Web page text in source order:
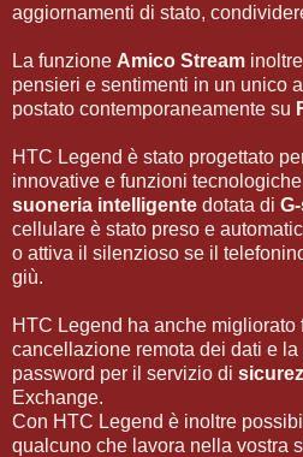
aggiornamenti di stato,
La funzione Amico Stream
pensieri e sentimenti in un unico
postato contemporaneamente su
HTC Legend è stato progettato
innovative e funzioni
suoneria intelligente dotata di
cellulare è stato preso e
o attiva il silenzioso se il
giù.
HTC Legend ha anche migliorato
cancellazione remota dei dati e
password per il servizio di
Exchange.
Con HTC Legend è inoltre
qualcuno che lavora nella vostra